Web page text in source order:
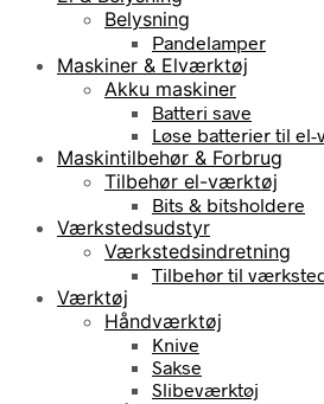
Belysning
Pandelamper
Maskiner & Elværktøj
Akku maskiner
Batteri save
Løse batterier til
Maskintilbehør & Forbrug
Tilbehør el-værktøj
Bits & bitsholdere
Værkstedsudstyr
Værkstedsindretning
Tilbehør til
Værktøj
Håndværktøj
Knive
Sakse
Slibeværktøj